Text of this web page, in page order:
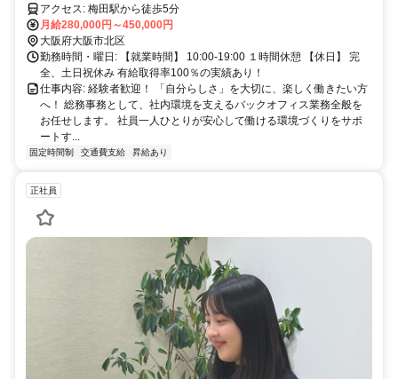
アクセス: 梅田駅から徒歩5分
月給280,000円～450,000円
大阪府大阪市北区
勤務時間・曜日: 【就業時間】 10:00-19:00 １時間休憩 【休日】 完
全、土日祝休み 有給取得率100％の実績あり！
仕事内容: 経験者歓迎！ 「自分らしさ」を大切に、楽しく働きたい方
へ！ 総務事務として、社内環境を支えるバックオフィス業務全般を
お任せします。 社員一人ひとりが安心して働ける環境づくりをサポ
ートす...
固定時間制 交通費支給 昇給あり
正社員